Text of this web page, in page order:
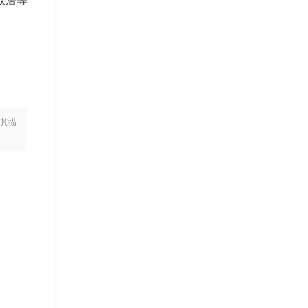
描